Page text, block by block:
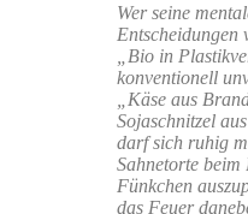
Wer seine
Entscheidungen
„Bio in
konventionell
„Käse aus
Sojaschnitzel
darf sich ruhig
Sahnetorte beim
Fünkchen
das Feuer